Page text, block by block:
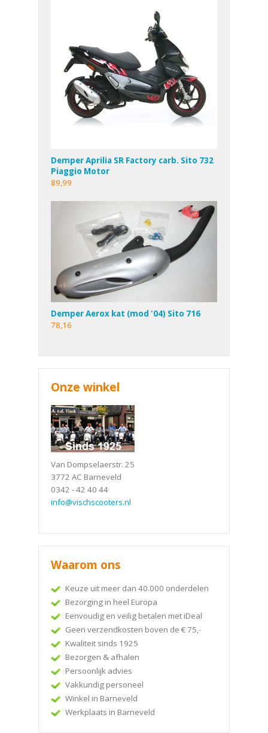
Demper Aprilia SR Factory carb. Sito 732
Piaggio Motor
89,99
Demper Aerox kat (mod '04) Sito 716
78,16
Onze winkel
Van Dompselaerstr. 25
3772 AC Barneveld
0342 - 42 40 44
info@vischscooters.nl
Waarom ons
Keuze uit meer dan 40.000 onderdelen
Bezorging in heel Europa
Eenvoudig en veilig betalen met iDeal
Geen verzendkosten boven de € 75,-
Kwaliteit sinds 1925
Bezorgen & afhalen
Persoonlijk advies
Vakkundig personeel
Winkel in Barneveld
Werkplaats in Barneveld